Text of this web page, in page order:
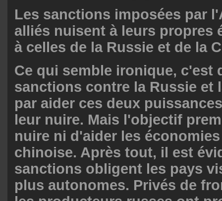
Les sanctions imposées par
alliés nuisent à leurs propres
à celles de la Russie et de la
Ce qui semble ironique, c'est
sanctions contre la Russie et
par aider ces deux
leur nuire. Mais l'objectif
nuire ni d'aider les
chinoise. Après tout, il est
sanctions obligent les pays
plus autonomes. Privés de